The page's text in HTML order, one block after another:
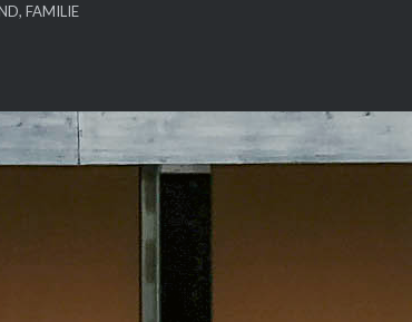
FAMILIE